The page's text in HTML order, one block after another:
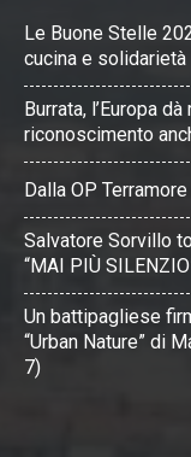
Le Buone Stelle
cucina e solidarietà
Burrata, l’Europa
riconoscimento
Dalla OP
Salvatore Sorvillo
“MAI PIÙ
Un battipagliese
“Urban Nature” di
7)